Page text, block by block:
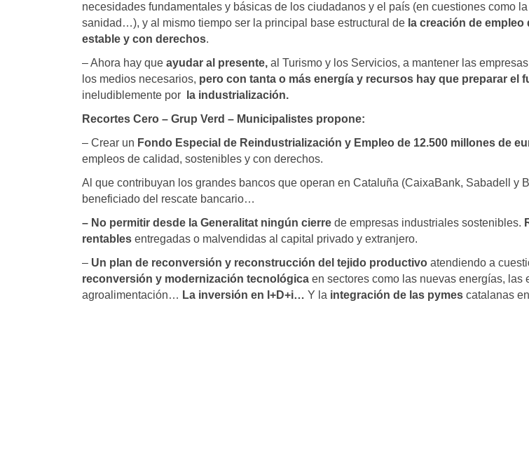
necesidades fundamentales y básicas de los ciudadanos y el país (en cuestiones como
sanidad…), y al mismo tiempo ser la principal base estructural de la creación de
estable y con derechos.
– Ahora hay que ayudar al presente, al Turismo y los Servicios, a mantener las
los medios necesarios, pero con tanta o más energía y recursos hay que preparar el
ineludiblemente por
la industrialización.
Recortes Cero – Grup Verd – Municipalistes propone:
– Crear un Fondo Especial de Reindustrialización y Empleo de 12.500 millones de
empleos de calidad, sostenibles y con derechos.
Al que contribuyan los grandes bancos que operan en Cataluña (CaixaBank, Sabadell y
beneficiado del rescate bancario…
– No permitir desde la Generalitat ningún cierre de empresas industriales sostenibles.
rentables entregadas o malvendidas al capital privado y extranjero.
– Un plan de reconversión y reconstrucción del tejido productivo atendiendo a
reconversión y modernización tecnológica en sectores como las nuevas energías, las
agroalimentación… La inversión en I+D+i… Y la integración de las pymes catalanas